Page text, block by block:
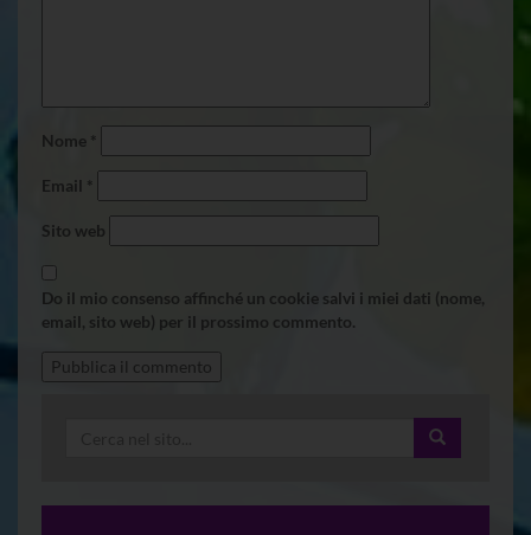
Nome *
Email *
Sito web
Do il mio consenso affinché un cookie salvi i miei dati (nome,
email, sito web) per il prossimo commento.